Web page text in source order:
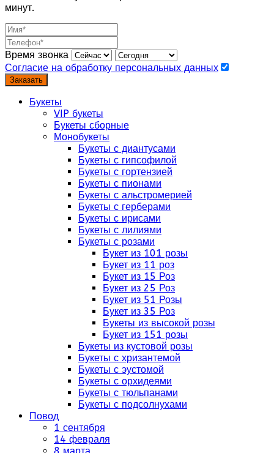
минут.
Время звонка
Согласие на обработку персональных данных
Заказать
Букеты
VIP букеты
Букеты сборные
Монобукеты
Букеты с диантусами
Букеты с гипсофилой
Букеты с гортензией
Букеты с пионами
Букеты с альстромерией
Букеты с герберами
Букеты с ирисами
Букеты с лилиями
Букеты с розами
Букет из 101 розы
Букет из 11 роз
Букет из 15 Роз
Букет из 25 Роз
Букет из 51 Розы
Букет из 35 Роз
Букеты из высокой розы
Букет из 151 розы
Букеты из кустовой розы
Букеты с хризантемой
Букеты с эустомой
Букеты с орхидеями
Букеты с тюльпанами
Букеты с подсолнухами
Повод
1 сентября
14 февраля
8 марта